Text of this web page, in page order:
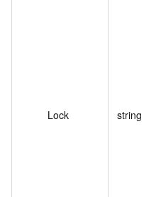
Lock string